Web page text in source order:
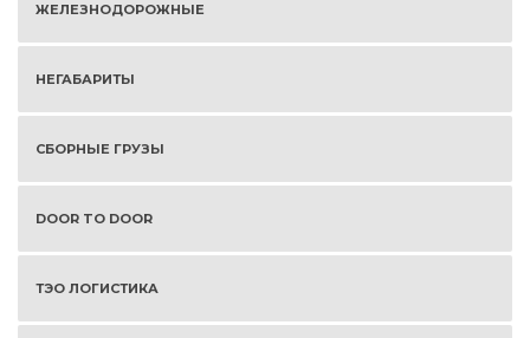
ЖЕЛЕЗНОДОРОЖНЫЕ
НЕГАБАРИТЫ
СБОРНЫЕ ГРУЗЫ
DOOR TO DOOR
ТЭО ЛОГИСТИКА